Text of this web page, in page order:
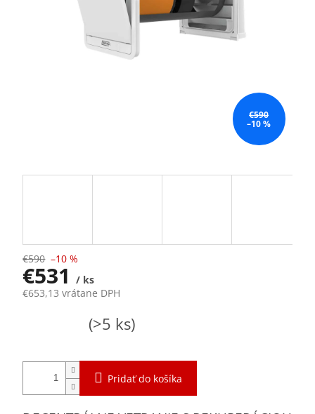
€590
–10 %
€590 –10 %
€531/ ks
€653,13 vrátane DPH
(>5 ks)
Pridať do košíka